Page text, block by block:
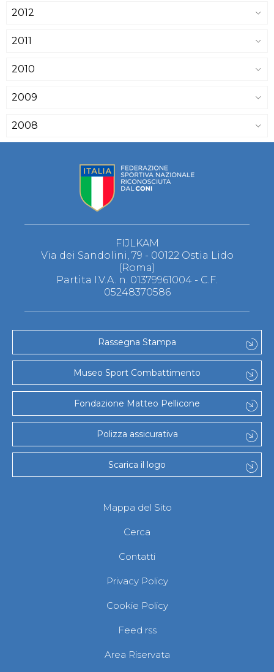
2012
2011
2010
2009
2008
FIJLKAM
Via dei Sandolini, 79 - 00122 Ostia Lido
(Roma)
Partita I.V.A. n. 01379961004 - C.F.
05248370586
Rassegna Stampa
Museo Sport Combattimento
Fondazione Matteo Pellicone
Polizza assicurativa
Scarica il logo
Mappa del Sito
Cerca
Contatti
Privacy Policy
Cookie Policy
Feed rss
Area Riservata